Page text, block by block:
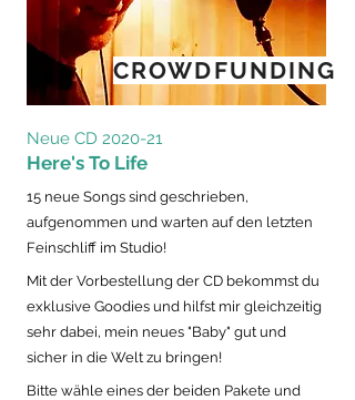
CROWDFUNDING
Neue CD 2020-21
Here's To Life
15 neue Songs sind geschrieben,
aufgenommen und warten auf den letzten
Feinschliff im Studio!
Mit der Vorbestellung der CD bekommst du
exklusive Goodies und hilfst mir gleichzeitig
sehr dabei, mein neues "Baby" gut und
sicher in die Welt zu bringen!
Bitte wähle eines der beiden Pakete und